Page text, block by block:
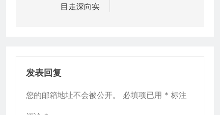
目走深向实
发表回复
您的邮箱地址不会被公开。 必填项已用 * 标注